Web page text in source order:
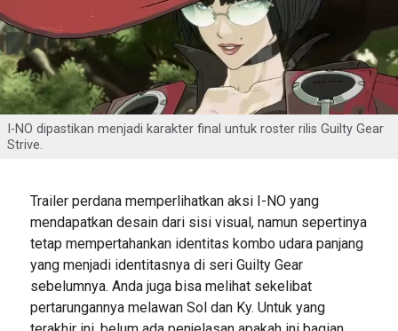
I-NO dipastikan menjadi karakter final untuk roster rilis Guilty Gear
Strive.
Trailer perdana memperlihatkan aksi I-NO yang
mendapatkan desain dari sisi visual, namun sepertinya
tetap mempertahankan identitas kombo udara panjang
yang menjadi identitasnya di seri Guilty Gear
sebelumnya. Anda juga bisa melihat sekelibat
pertarungannya melawan Sol dan Ky. Untuk yang